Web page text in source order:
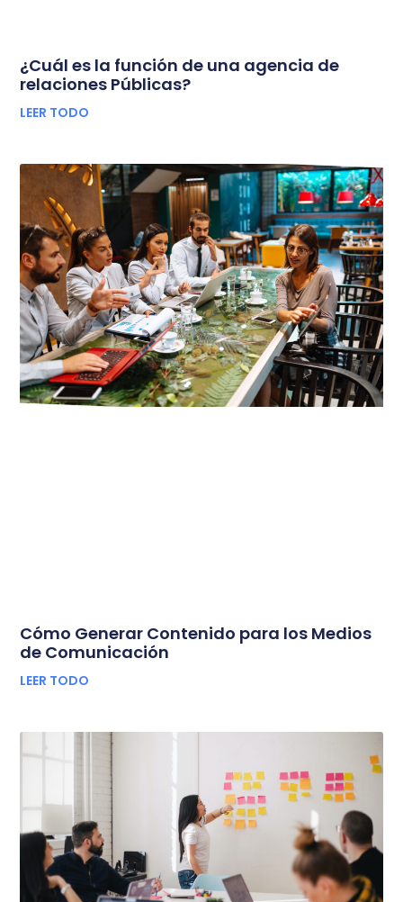
¿Cuál es la función de una agencia de
relaciones Públicas?
LEER TODO
Cómo Generar Contenido para los Medios
de Comunicación
LEER TODO